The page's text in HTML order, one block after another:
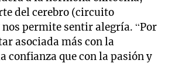
del cerebro (circuito
permite sentir alegría. “Por
asociada más con la
confianza que con la pasión y